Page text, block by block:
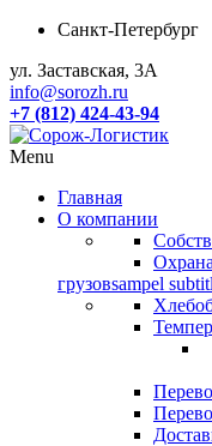
Санкт-Петербург
ул. Заставская, 3А
info@sorozh.ru
+7 (812) 424-43-94
Menu
Главная
О компании
грузовsampel